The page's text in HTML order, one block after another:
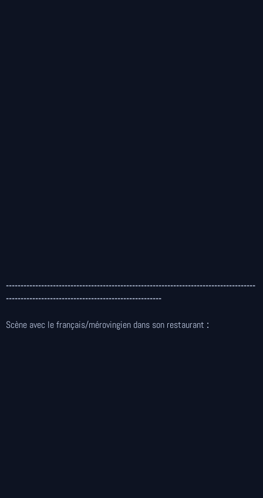
-------------------------------------------------------------------------------------
-----------------------------------------------------
Scène avec le français/mérovingien dans son restaurant :